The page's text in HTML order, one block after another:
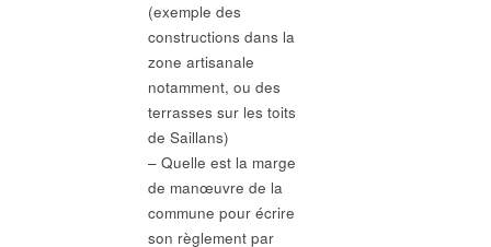
(exemple des
constructions dans la
zone artisanale
notamment, ou des
terrasses sur les toits
de Saillans)
– Quelle est la marge
de manœuvre de la
commune pour écrire
son règlement par